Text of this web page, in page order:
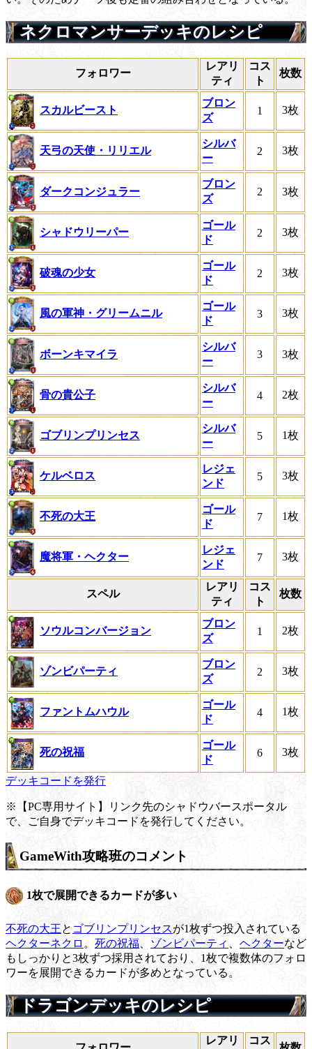
ネクロマンサーデッキのレシピ
フォロワー
レアリ
ティ
コス
ト
枚数
スカルビースト
ブロン
ズ
1 3枚
天弓の天使・リリエル
シルバ
ー
2 3枚
ダークコンジュラー
ブロン
ズ
2 3枚
シャドウリーパー
ゴール
ド
2 3枚
破魂の少女
ゴール
ド
2 3枚
風の軍神・グリームニル
ゴール
ド
3 3枚
ボーンキマイラ
シルバ
ー
3 3枚
骨の貴公子
シルバ
ー
4 2枚
ゴブリンプリンセス
シルバ
ー
5 1枚
ケルベロス
レジェ
ンド
5 3枚
不死の大王
ゴール
ド
7 1枚
魔将軍・ヘクター
レジェ
ンド
7 3枚
スペル
レアリ
ティ
コス
ト
枚数
ソウルコンバージョン
ブロン
ズ
1 2枚
ゾンビパーティ
ブロン
ズ
2 3枚
ファントムハウル
ゴール
ド
4 1枚
死の祝福
ゴール
ド
6 3枚
デッキコードを発行
※【PC専用サイト】リンク先のシャドウバースポータル
で、ご自身でデッキコードを発行してください。
GameWith攻略班のコメント
1枚で展開できるカードが多い
不死の大王と ゴブリンプリンセスが1枚ずつ投入されている
ヘクターネクロ 。 死の祝福、 ゾンビパーティ ヘクターなど
もしっかりと3枚ずつ採用されており、1枚で複数体のフォロ
ワーを展開できるカードが多めとなっている。
ドラゴンデッキのレシピ
レアリ
コス